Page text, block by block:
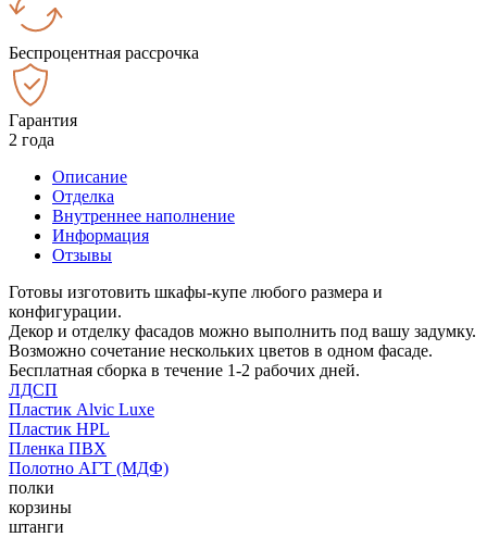
Беспроцентная рассрочка
Гарантия
2 года
Описание
Отделка
Внутреннее наполнение
Информация
Отзывы
Готовы изготовить шкафы-купе любого размера и
конфигурации.
Декор и отделку фасадов можно выполнить под вашу задумку.
Возможно сочетание нескольких цветов в одном фасаде.
Бесплатная сборка в течение 1-2 рабочих дней.
ЛДСП
Пластик Alvic Luxe
Пластик HPL
Пленка ПВХ
Полотно АГТ (МДФ)
полки
корзины
штанги